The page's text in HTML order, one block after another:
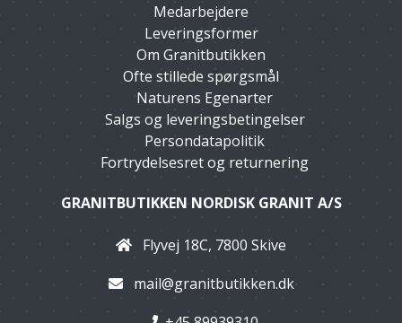
Medarbejdere
Leveringsformer
Om Granitbutikken
Ofte stillede spørgsmål
Naturens Egenarter
Salgs og leveringsbetingelser
Persondatapolitik
Fortrydelsesret og returnering
GRANITBUTIKKEN NORDISK GRANIT A/S
Flyvej 18C, 7800 Skive
mail@granitbutikken.dk